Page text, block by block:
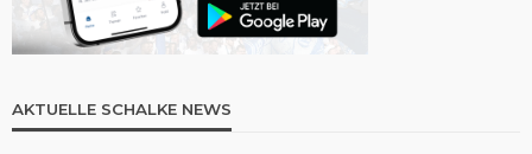
AKTUELLE SCHALKE NEWS